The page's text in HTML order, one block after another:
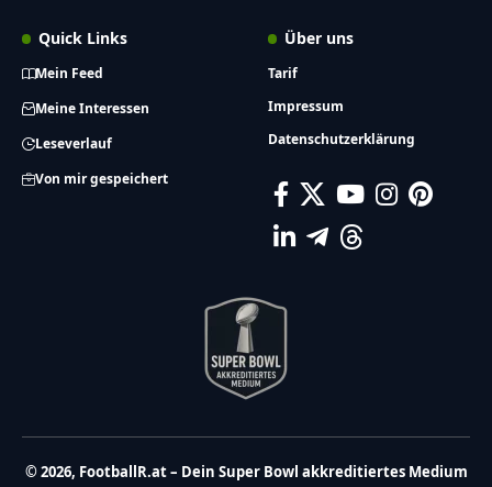
Quick Links
Mein Feed
Meine Interessen
Leseverlauf
Von mir gespeichert
Über uns
Tarif
Impressum
Datenschutzerklärung
© 2026, FootballR.at – Dein Super Bowl akkreditiertes Medium